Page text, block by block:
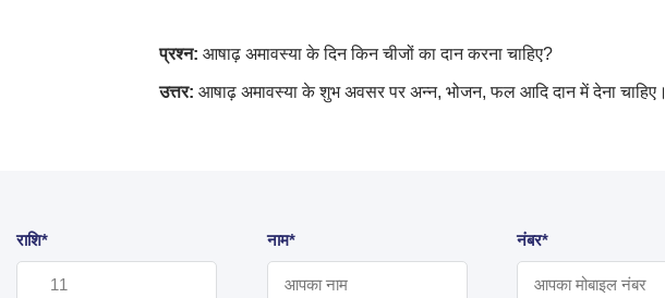
प्रश्न: आषाढ़ अमावस्या के दिन किन चीजों का दान करना चाहिए?
उत्तर: आषाढ़ अमावस्या के शुभ अवसर पर अन्न, भोजन, फल आदि दान में देना चाहिए।
राशि* नाम* नंबर*